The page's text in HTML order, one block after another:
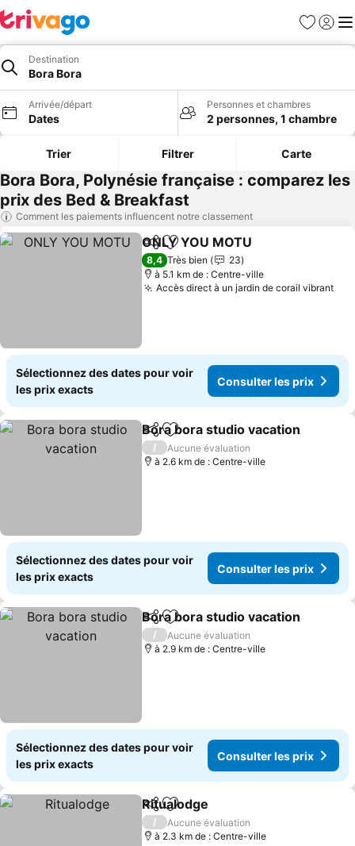
Favoris
Se
Destination
Bora Bora
Arrivée/départ
Dates
Personnes et chambres
2 personnes, 1 chambre
Trier Filtrer Carte
Bora Bora, Polynésie française : comparez les
prix des Bed & Breakfast
Comment les paiements influencent notre classement
PartagerAjouter à mes favoris
ONLY YOU MOTU
8,4 Très bien
23
à 5.1 km de : Centre-ville
Accès direct à un jardin de corail vibrant
Sélectionnez des dates pour voir
les prix exacts
Consulter les prix
PartagerAjouter à mes favoris
Bora bora studio vacation
/
Aucune évaluation
à 2.6 km de : Centre-ville
Sélectionnez des dates pour voir
les prix exacts
Consulter les prix
PartagerAjouter à mes favoris
Bora bora studio vacation
/
Aucune évaluation
à 2.9 km de : Centre-ville
Sélectionnez des dates pour voir
les prix exacts
Consulter les prix
PartagerAjouter à mes favoris
Ritualodge
/
Aucune évaluation
à 2.3 km de : Centre-ville